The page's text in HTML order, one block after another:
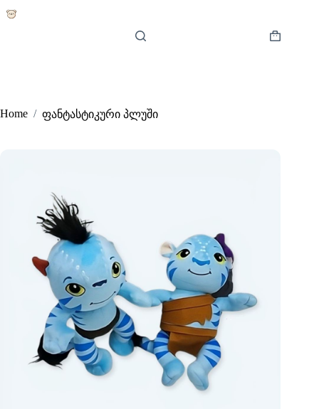
to
Shopping
Home / ფანტასტიკური პლუში